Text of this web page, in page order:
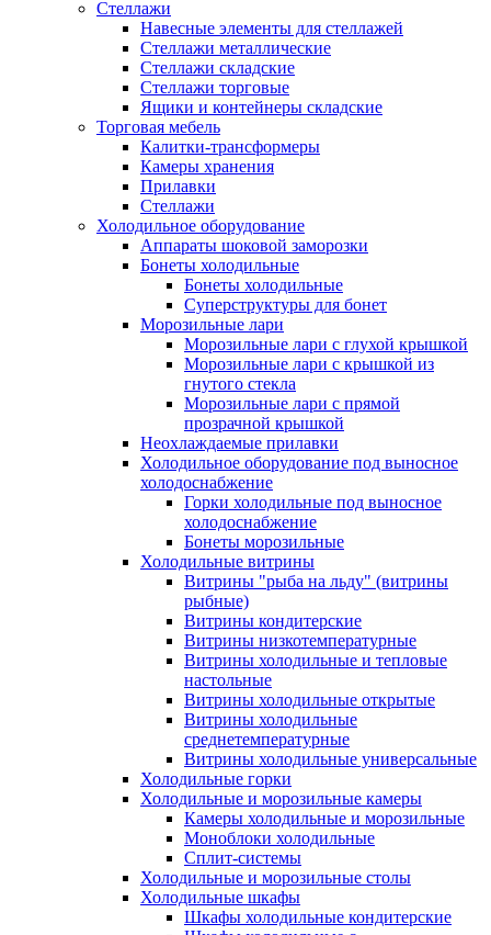
Стеллажи
Навесные элементы для стеллажей
Стеллажи металлические
Стеллажи складские
Стеллажи торговые
Ящики и контейнеры складские
Торговая мебель
Калитки-трансформеры
Камеры хранения
Прилавки
Стеллажи
Холодильное оборудование
Аппараты шоковой заморозки
Бонеты холодильные
Бонеты холодильные
Суперструктуры для бонет
Морозильные лари
Морозильные лари с глухой крышкой
Морозильные лари с крышкой из
гнутого стекла
Морозильные лари с прямой
прозрачной крышкой
Неохлаждаемые прилавки
Холодильное оборудование под выносное
холодоснабжение
Горки холодильные под выносное
холодоснабжение
Бонеты морозильные
Холодильные витрины
Витрины "рыба на льду" (витрины
рыбные)
Витрины кондитерские
Витрины низкотемпературные
Витрины холодильные и тепловые
настольные
Витрины холодильные открытые
Витрины холодильные
среднетемпературные
Витрины холодильные универсальные
Холодильные горки
Холодильные и морозильные камеры
Камеры холодильные и морозильные
Моноблоки холодильные
Сплит-системы
Холодильные и морозильные столы
Холодильные шкафы
Шкафы холодильные кондитерские